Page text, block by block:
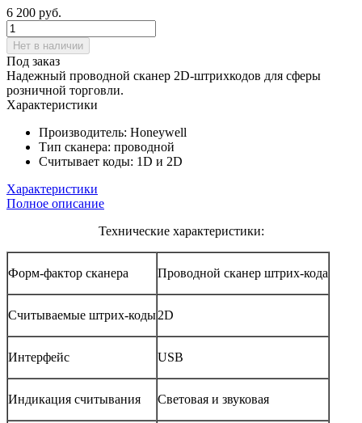
6 200 руб.
Нет в наличии
Под заказ
Надежный проводной сканер 2D-штрихкодов для сферы
розничной торговли.
Характеристики
Производитель: Honeywell
Тип сканера: проводной
Считывает коды: 1D и 2D
Характеристики
Полное описание
Технические характеристики:
Форм-фактор сканера Проводной сканер штрих-кода
Считываемые штрих-коды2D
Интерфейс USB
Индикация считывания Световая и звуковая